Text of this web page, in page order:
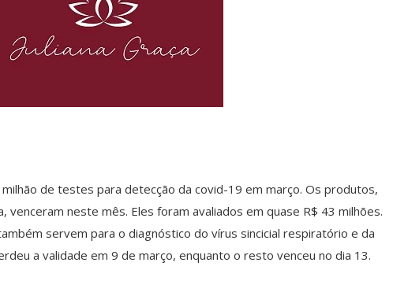
de testes para detecção da covid-19 em março. Os produtos,
venceram neste mês. Eles foram avaliados em quase R$ 43 milhões.
servem para o diagnóstico do vírus sincicial respiratório e da
a validade em 9 de março, enquanto o resto venceu no dia 13.